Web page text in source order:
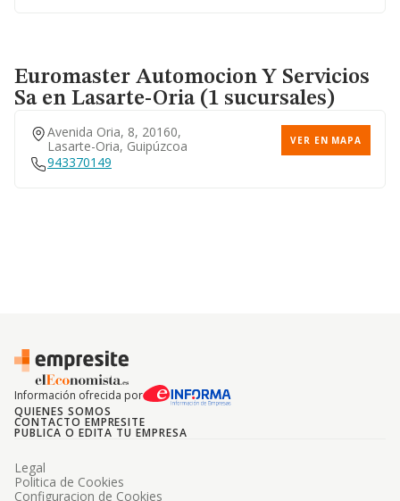
Euromaster Automocion Y Servicios
Saen Lasarte-Oria (1 sucursales)
Avenida Oria, 8, 20160,
Lasarte-Oria, Guipúzcoa
VER EN MAPA
943370149
Información ofrecida por
QUIENES SOMOS
CONTACTO EMPRESITE
PUBLICA O EDITA TU EMPRESA
Legal
Politica de Cookies
Configuracion de Cookies